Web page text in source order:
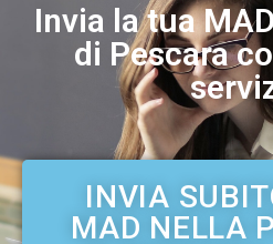
Invia la tua
di Pescara
INVIA
MAD NELLA